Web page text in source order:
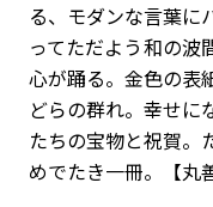
る、モダンな言葉に
ってただよう和の波
心が踊る。金色の表
どらの群れ。幸せに
たちの宝物と祝賀。
めでたき一冊。【丸